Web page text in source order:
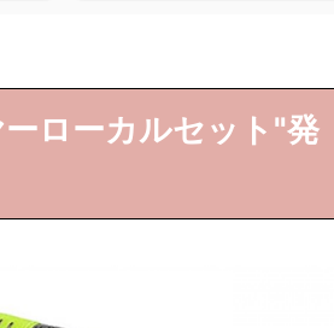
ローカルセット"発